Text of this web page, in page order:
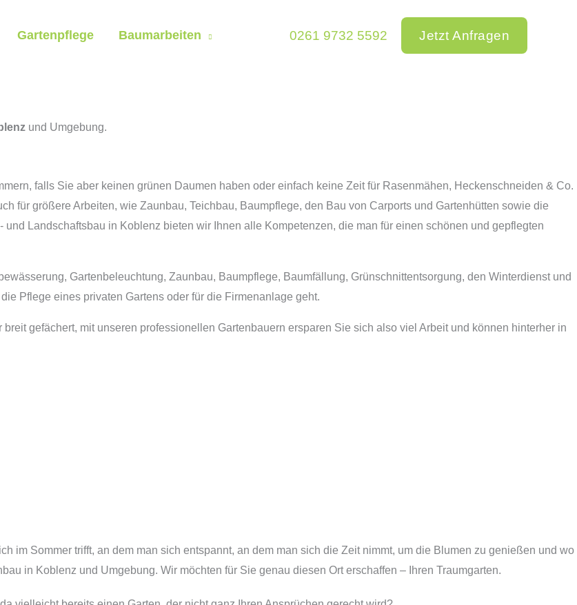
Gartenpflege Baumarbeiten 0261 9732 5592 Jetzt Anfragen
und Umgebung.
falls Sie aber keinen grünen Daumen haben oder einfach keine Zeit für Rasenmähen, Heckenschneiden & Co.
für größere Arbeiten, wie Zaunbau, Teichbau, Baumpflege, den Bau von Carports und Gartenhütten sowie die
Landschaftsbau in Koblenz bieten wir Ihnen alle Kompetenzen, die man für einen schönen und gepflegten
Gartenbeleuchtung, Zaunbau, Baumpflege, Baumfällung, Grünschnittentsorgung, den Winterdienst und
Pflege eines privaten Gartens oder für die Firmenanlage geht.
gefächert, mit unseren professionellen Gartenbauern ersparen Sie sich also viel Arbeit und können hinterher in
im Sommer trifft, an dem man sich entspannt, an dem man sich die Zeit nimmt, um die Blumen zu genießen und wo
in Koblenz und Umgebung. Wir möchten für Sie genau diesen Ort erschaffen – Ihren Traumgarten.